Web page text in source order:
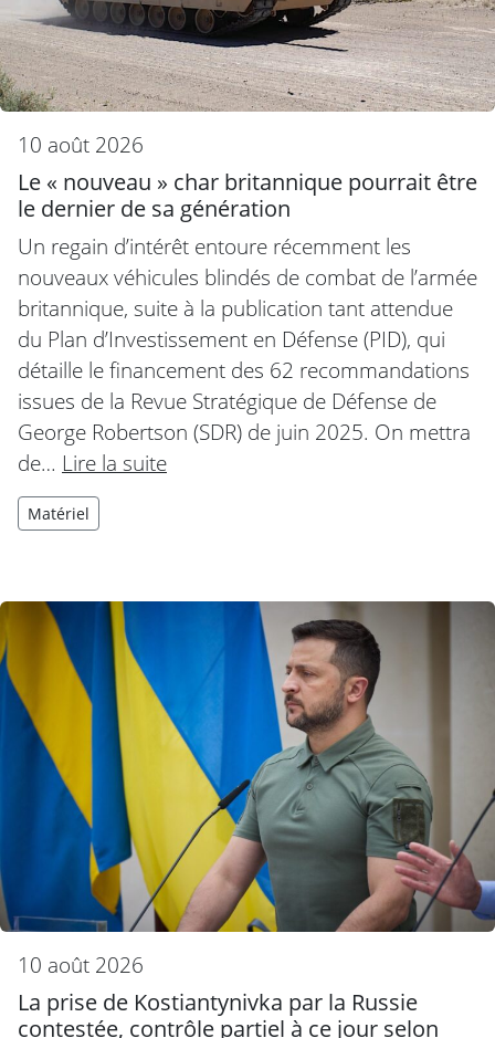
10 août 2026
Le « nouveau » char britannique pourrait être
le dernier de sa génération
Un regain d’intérêt entoure récemment les
nouveaux véhicules blindés de combat de l’armée
britannique, suite à la publication tant attendue
du Plan d’Investissement en Défense (PID), qui
détaille le financement des 62 recommandations
issues de la Revue Stratégique de Défense de
George Robertson (SDR) de juin 2025. On mettra
de… Lire la suite
Matériel
10 août 2026
La prise de Kostiantynivka par la Russie
contestée, contrôle partiel à ce jour selon